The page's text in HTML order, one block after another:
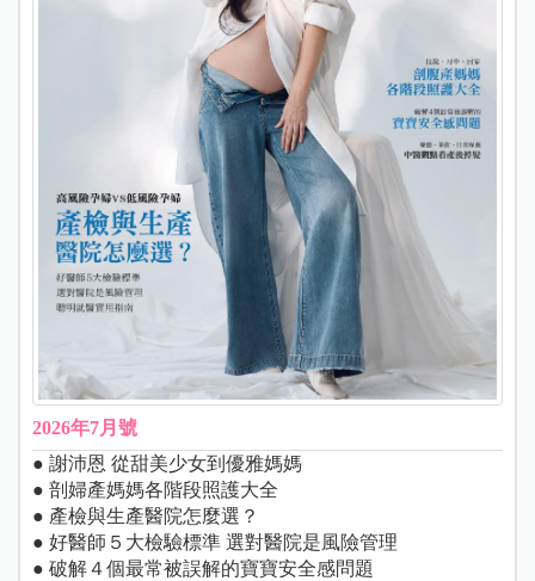
2026年7月號
● 謝沛恩 從甜美少女到優雅媽媽
● 剖婦產媽媽各階段照護大全
● 產檢與生產醫院怎麼選？
● 好醫師５大檢驗標準 選對醫院是風險管理
● 破解４個最常被誤解的寶寶安全感問題